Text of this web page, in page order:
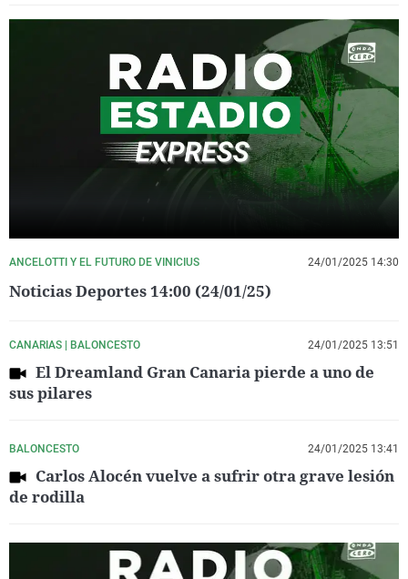
ANCELOTTI Y EL FUTURO DE VINICIUS 24/01/2025 14:30
Noticias Deportes 14:00 (24/01/25)
CANARIAS | BALONCESTO 24/01/2025 13:51
El Dreamland Gran Canaria pierde a uno de
sus pilares
BALONCESTO 24/01/2025 13:41
Carlos Alocén vuelve a sufrir otra grave lesión
de rodilla